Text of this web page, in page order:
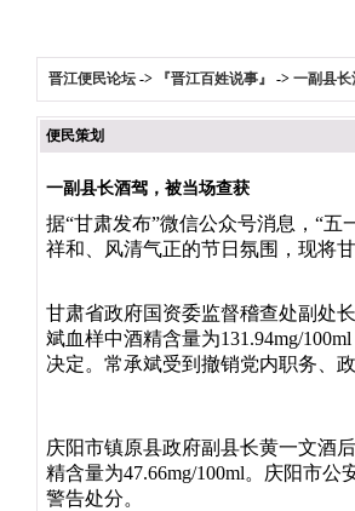
晋江便民论坛 -> 『晋江百姓说事』 -> 一副县长
便民策划
一副县长酒驾，被当场查获
据“甘肃发布”微信公众号消息，“
祥和、风清气正的节日氛围，现将
甘肃省政府国资委监督稽查处副处
斌血样中酒精含量为131.94mg/
决定。常承斌受到撤销党内职务、政
庆阳市镇原县政府副县长黄一文酒
精含量为47.66mg/100ml。庆阳市
警告处分。